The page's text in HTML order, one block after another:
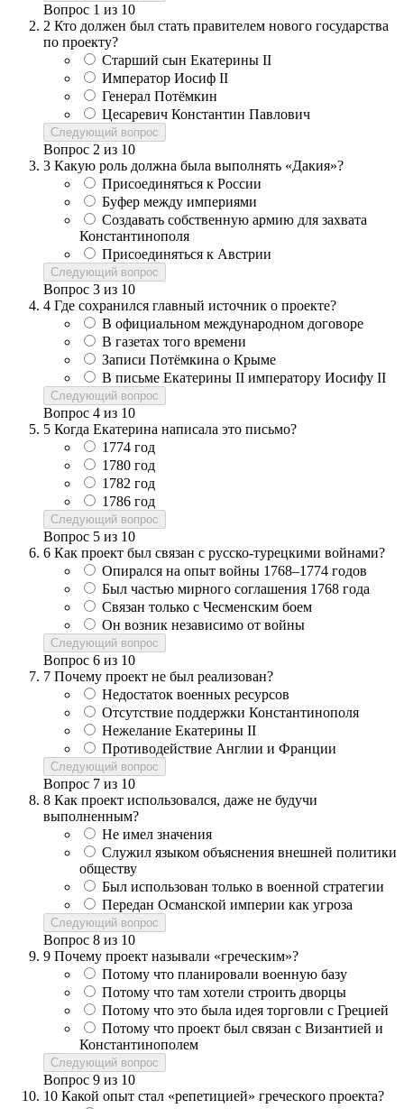
Вопрос 1 из 10
2 Кто должен был стать правителем нового государства
по проекту?
Старший сын Екатерины II
Император Иосиф II
Генерал Потёмкин
Цесаревич Константин Павлович
Следующий вопрос
Вопрос 2 из 10
3 Какую роль должна была выполнять «Дакия»?
Присоединяться к России
Буфер между империями
Создавать собственную армию для захвата
Константинополя
Присоединяться к Австрии
Следующий вопрос
Вопрос 3 из 10
4 Где сохранился главный источник о проекте?
В официальном международном договоре
В газетах того времени
Записи Потёмкина о Крыме
В письме Екатерины II императору Иосифу II
Следующий вопрос
Вопрос 4 из 10
5 Когда Екатерина написала это письмо?
1774 год
1780 год
1782 год
1786 год
Следующий вопрос
Вопрос 5 из 10
6 Как проект был связан с русско-турецкими войнами?
Опирался на опыт войны 1768–1774 годов
Был частью мирного соглашения 1768 года
Связан только с Чесменским боем
Он возник независимо от войны
Следующий вопрос
Вопрос 6 из 10
7 Почему проект не был реализован?
Недостаток военных ресурсов
Отсутствие поддержки Константинополя
Нежелание Екатерины II
Противодействие Англии и Франции
Следующий вопрос
Вопрос 7 из 10
8 Как проект использовался, даже не будучи
выполненным?
Не имел значения
Служил языком объяснения внешней политики
обществу
Был использован только в военной стратегии
Передан Османской империи как угроза
Следующий вопрос
Вопрос 8 из 10
9 Почему проект называли «греческим»?
Потому что планировали военную базу
Потому что там хотели строить дворцы
Потому что это была идея торговли с Грецией
Потому что проект был связан с Византией и
Константинополем
Следующий вопрос
Вопрос 9 из 10
10 Какой опыт стал «репетицией» греческого проекта?